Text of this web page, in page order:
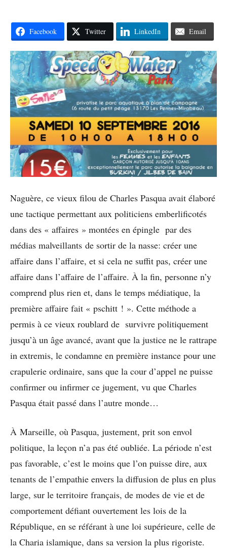
Facebook Twitter LinkedIn Email
Naguère, ce vieux filou de Charles Pasqua avait élaboré
une tactique permettant aux politiciens emberlificotés
dans des « affaires » montées en épingle par des
médias malveillants de sortir de la nasse: créer une
affaire dans l’affaire, et si cela ne suffit pas, créer une
affaire dans l’affaire de l’affaire. À la fin, personne n’y
comprend plus rien et, dans le temps médiatique, la
première affaire fait « pschitt ! ». Cette méthode a
permis à ce vieux roublard de survivre politiquement
jusqu’à un âge avancé, avant que la justice ne le rattrape
in extremis, le condamne en première instance pour une
crapulerie ordinaire, sans que la cour d’appel ne puisse
confirmer ou infirmer ce jugement, vu que Charles
Pasqua était passé dans l’autre monde…
À Marseille, où Pasqua, justement, prit son envol
politique, la leçon n’a pas été oubliée. La période n’est
pas favorable, c’est le moins que l’on puisse dire, aux
tenants de l’empathie envers la diffusion de plus en plus
large, sur le territoire français, de modes de vie et de
comportement défiant ouvertement les lois de la
République, en se référant à une loi supérieure, celle de
la Charia islamique, dans sa version la plus rigoriste.